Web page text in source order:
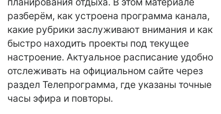
разберём, как устроена программа канала,
какие рубрики заслуживают внимания и как
быстро находить проекты под текущее
настроение. Актуальное расписание удобно
отслеживать на официальном сайте через
раздел Телепрограмма, где указаны точные
часы эфира и повторы.